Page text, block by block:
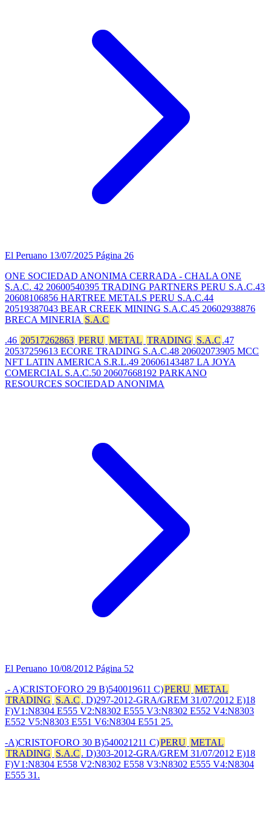
El Peruano 13/07/2025 Página 26
ONE SOCIEDAD ANONIMA CERRADA - CHALA ONE
S.A.C. 42 20600540395 TRADING PARTNERS PERU S.A.C.43
20608106856 HARTREE METALS PERU S.A.C.44
20519387043 BEAR CREEK MINING S.A.C.45 20602938876
BRECA MINERIA S.A.C
.46 20517262863 PERU METAL TRADING S.A.C .47
20537259613 ECORE TRADING S.A.C.48 20602073905 MCC
NFT LATIN AMERICA S.R.L.49 20606143487 LA JOYA
COMERCIAL S.A.C.50 20607668192 PARKANO
RESOURCES SOCIEDAD ANONIMA
El Peruano 10/08/2012 Página 52
.- A)CRISTOFORO 29 B)540019611 C)PERU METAL
TRADING S.A.C . D)297-2012-GRA/GREM 31/07/2012 E)18
F)V1:N8304 E555 V2:N8302 E555 V3:N8302 E552 V4:N8303
E552 V5:N8303 E551 V6:N8304 E551 25.
-A)CRISTOFORO 30 B)540021211 C)PERU METAL
TRADING S.A.C . D)303-2012-GRA/GREM 31/07/2012 E)18
F)V1:N8304 E558 V2:N8302 E558 V3:N8302 E555 V4:N8304
E555 31.